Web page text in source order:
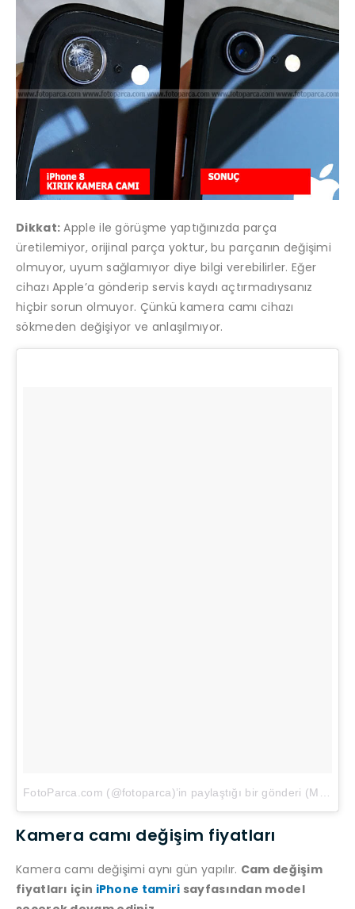
Dikkat: Apple ile görüşme yaptığınızda parça
üretilemiyor, orijinal parça yoktur, bu parçanın değişimi
olmuyor, uyum sağlamıyor diye bilgi verebilirler. Eğer
cihazı Apple’a gönderip servis kaydı açtırmadıysanız
hiçbir sorun olmuyor. Çünkü kamera camı cihazı
sökmeden değişiyor ve anlaşılmıyor.
FotoParca.com (@fotoparca)’in paylaştığı bir gönderi (May 8, 2018 at 5:53öö PDT
Kamera camı değişim fiyatları
Kamera camı değişimi aynı gün yapılır. Cam değişim
fiyatları için iPhone tamiri sayfasından model